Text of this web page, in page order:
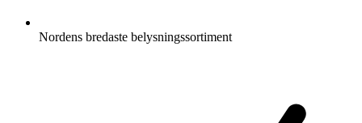
Nordens bredaste belysningssortiment